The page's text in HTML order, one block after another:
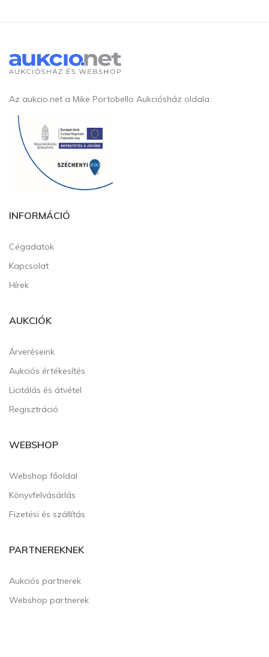
Az aukcio.net a Mike Portobello Aukciósház oldala.
INFORMÁCIÓ
Cégadatok
Kapcsolat
Hírek
AUKCIÓK
Árveréseink
Aukciós értékesítés
Licitálás és átvétel
Regisztráció
WEBSHOP
Webshop főoldal
Könyvfelvásárlás
Fizetési és szállítás
PARTNEREKNEK
Aukciós partnerek
Webshop partnerek